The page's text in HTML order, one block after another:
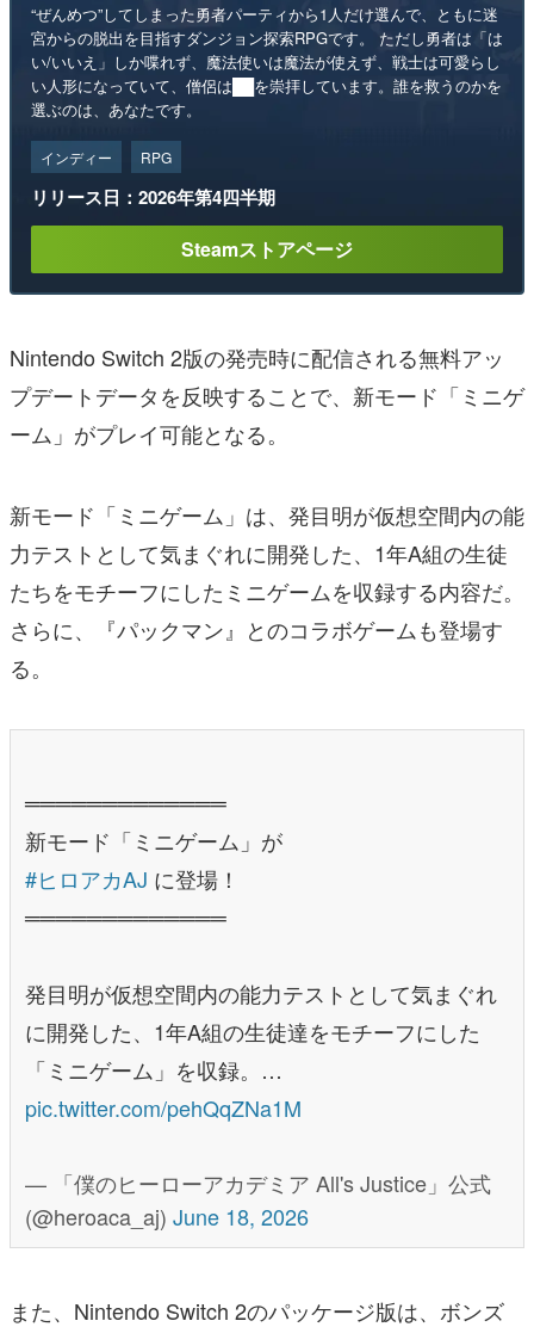
“ぜんめつ”してしまった勇者パーティから1人だけ選んで、ともに迷
宮からの脱出を目指すダンジョン探索RPGです。 ただし勇者は「は
い/いいえ」しか喋れず、魔法使いは魔法が使えず、戦士は可愛らし
い人形になっていて、僧侶は██を崇拝しています。誰を救うのかを
選ぶのは、あなたです。
インディー RPG
リリース日：2026年第4四半期
Steamストアページ
Nintendo Switch 2版の発売時に配信される無料アッ
プデートデータを反映することで、新モード「ミニゲ
ーム」がプレイ可能となる。
新モード「ミニゲーム」は、発目明が仮想空間内の能
力テストとして気まぐれに開発した、1年A組の生徒
たちをモチーフにしたミニゲームを収録する内容だ。
さらに、『パックマン』とのコラボゲームも登場す
る。
═════════════
新モード「ミニゲーム」が
#ヒロアカAJ に登場！
═════════════
発目明が仮想空間内の能力テストとして気まぐれ
に開発した、1年A組の生徒達をモチーフにした
「ミニゲーム」を収録。…
pic.twitter.com/pehQqZNa1M
— 「僕のヒーローアカデミア All's Justice」公式
(@heroaca_aj) June 18, 2026
また、Nintendo Switch 2のパッケージ版は、ボンズ